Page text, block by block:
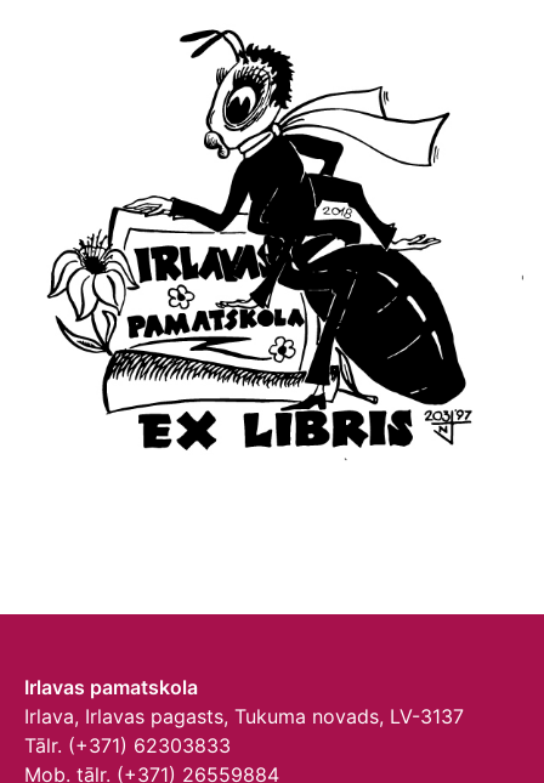
Irlavas pamatskola
Irlava, Irlavas pagasts, Tukuma novads, LV-3137
Tālr. (+371) 62303833
Mob. tālr. (+371) 26559884